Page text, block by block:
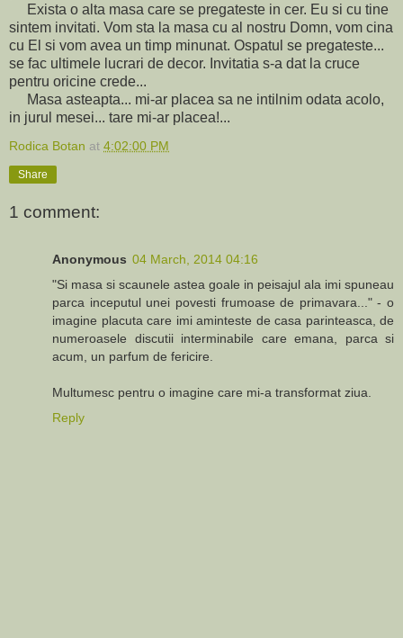
Exista o alta masa care se pregateste in cer. Eu si cu tine
sintem invitati. Vom sta la masa cu al nostru Domn, vom cina
cu El si vom avea un timp minunat. Ospatul se pregateste...
se fac ultimele lucrari de decor. Invitatia s-a dat la cruce
pentru oricine crede...
Masa asteapta... mi-ar placea sa ne intilnim odata acolo,
in jurul mesei... tare mi-ar placea!...
Rodica Botan at 4:02:00 PM
Share
1 comment:
Anonymous 04 March, 2014 04:16
"Si masa si scaunele astea goale in peisajul ala imi spuneau
parca inceputul unei povesti frumoase de primavara..." - o
imagine placuta care imi aminteste de casa parinteasca, de
numeroasele discutii interminabile care emana, parca si
acum, un parfum de fericire.
Multumesc pentru o imagine care mi-a transformat ziua.
Reply